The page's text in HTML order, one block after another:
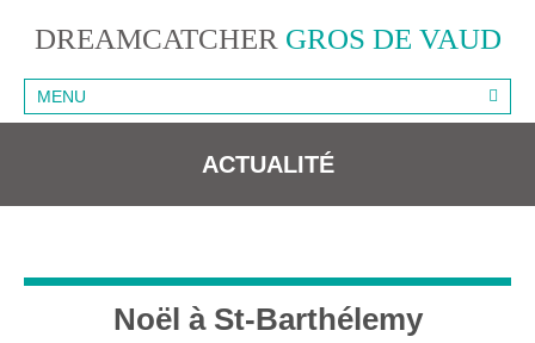
DREAMCATCHER GROS DE VAUD
MENU
ACTUALITÉ
Noël à St-Barthélemy